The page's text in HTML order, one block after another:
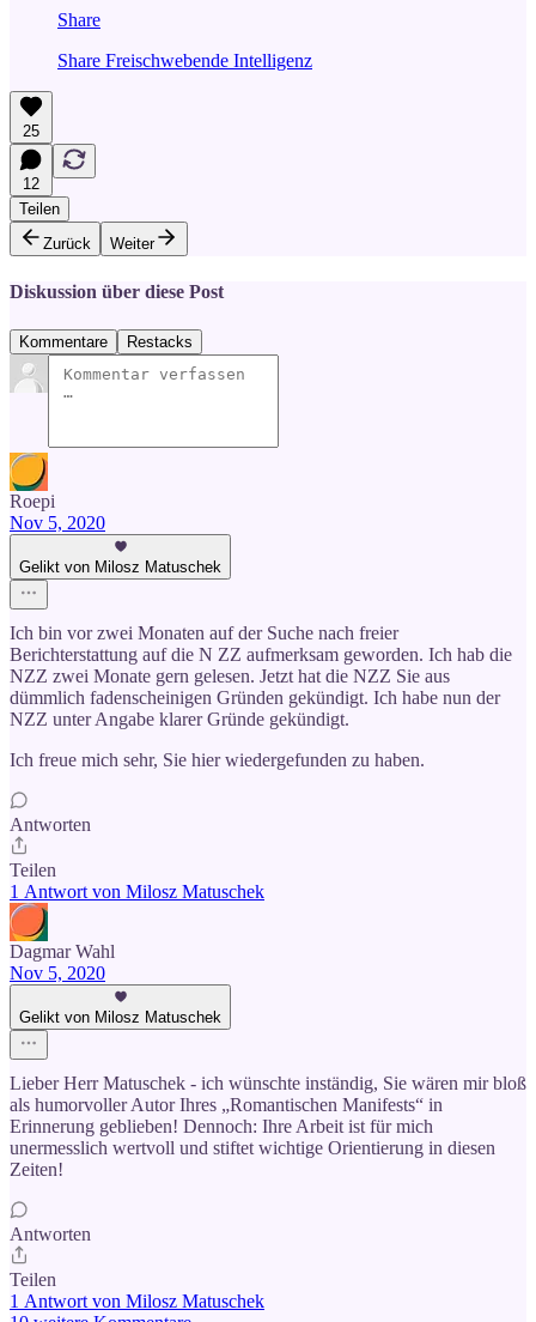
Share
Share Freischwebende Intelligenz
25
12
Teilen
Zurück
Weiter
Diskussion über diese Post
Kommentare Restacks
Roepi
Nov 5, 2020
Gelikt von Milosz Matuschek
Ich bin vor zwei Monaten auf der Suche nach freier
Berichterstattung auf die N ZZ aufmerksam geworden. Ich hab die
NZZ zwei Monate gern gelesen. Jetzt hat die NZZ Sie aus
dümmlich fadenscheinigen Gründen gekündigt. Ich habe nun der
NZZ unter Angabe klarer Gründe gekündigt.
Ich freue mich sehr, Sie hier wiedergefunden zu haben.
Antworten
Teilen
1 Antwort von Milosz Matuschek
Dagmar Wahl
Nov 5, 2020
Gelikt von Milosz Matuschek
Lieber Herr Matuschek - ich wünschte inständig, Sie wären mir bloß
als humorvoller Autor Ihres „Romantischen Manifests“ in
Erinnerung geblieben! Dennoch: Ihre Arbeit ist für mich
unermesslich wertvoll und stiftet wichtige Orientierung in diesen
Zeiten!
Antworten
Teilen
1 Antwort von Milosz Matuschek